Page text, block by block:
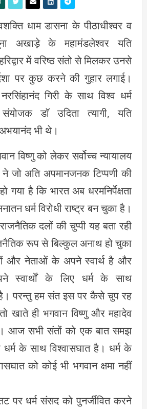
धाम डासना के पीठाधीश्वर व
अखाड़े के महामंडलेश्वर यति
में वरिष्ठ संतो से मिलकर उनसे
पर कुछ करने की गुहार लगाई।
गिरी के साथ विश्व धर्म
डॉ उदिता त्यागी, यति
भी थे।
विष्णु को लेकर सर्वोच्च न्यायालय
जो अति अपमानजनक टिप्पणी की
गया है कि भारत अब धरमनिर्पेक्षता
धर्म विरोधी राष्ट्र बन चुका है।
दलों की चुप्पी यह बता रही
रूप से बिल्कुल अनाथ हो चुका
और नेताओं के अपने स्वार्थ है और
स्वार्थों के लिए धर्म के साथ
है। परन्तु हम संत इस पर कैसे चुप रह
खाते ही भगवान विष्णु और महादेव
आज सभी संतों को एक बात समझ
धर्म के साथ विश्वासघात है। धर्म के
को कोई भी भगवान क्षमा नहीं
पर धर्म संसद को पुनर्जीवित करने